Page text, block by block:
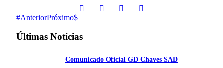
AnteriorPróximo
Últimas Notícias
Comunicado Oficial GD Chaves SAD